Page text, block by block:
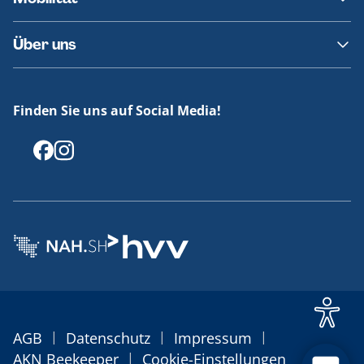
Fundsachen
Häufige Fragen
Barrierefreies Reisen
Erklärung Barrierefreiheit
Über uns
Offenlegungen
Finden Sie uns auf Social Media!
AGB | Datenschutz | Impressum |
AKN Beekeeper | Cookie-Einstellungen